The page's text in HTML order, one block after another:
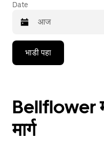
Date
Press
down
interact
with
calendar
भाडी पहा
Bellflower
मार्ग